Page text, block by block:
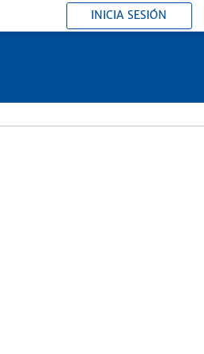
INICIA SESIÓN